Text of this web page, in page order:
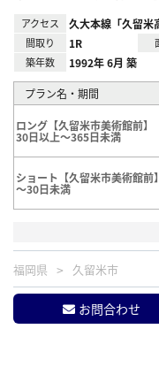
アクセス 久大本線「久留米
間取り 1R
築年数 1992年 6月 築
プラン名・期間
ロング【久留米市美術館前】
30日以上～365日未満
ショート【久留米市美術館前】
～30日未満
福岡県 久留米市
お問合わせ